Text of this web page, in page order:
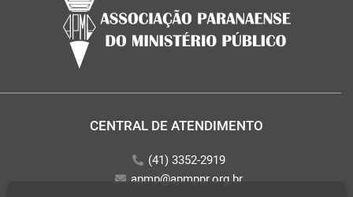
CENTRAL DE ATENDIMENTO
(41) 3352-2919
apmp@apmppr.org.br